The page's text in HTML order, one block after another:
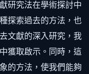
研究法在學術探討中
探索過去的方法，也
文獻的深入研究，我
獲取啟示。同時，這
的方法，使我們能夠